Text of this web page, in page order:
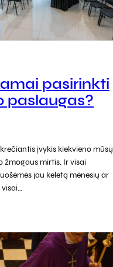
pasirinkti
paslaugas?
įvykis kiekvieno mūsų
žmogaus mirtis. Ir visai
jau keletą mėnesių ar
visai…